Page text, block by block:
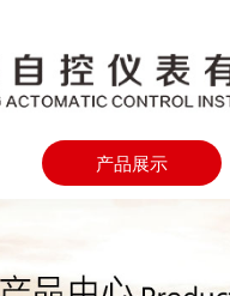
产品展示